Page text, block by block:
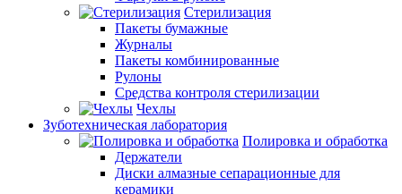
Стерилизация
Пакеты бумажные
Журналы
Пакеты комбинированные
Рулоны
Средства контроля стерилизации
Чехлы
Зуботехническая лаборатория
Полировка и обработка
Держатели
Диски алмазные сепарационные для
керамики